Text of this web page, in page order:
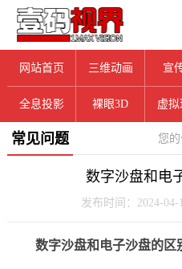
网站首页 三维动画 宣
全息投影 裸眼3D 虚拟
您的
常见问题
数字沙盘和电
发布时间：2024-
数字沙盘和电子沙盘的区